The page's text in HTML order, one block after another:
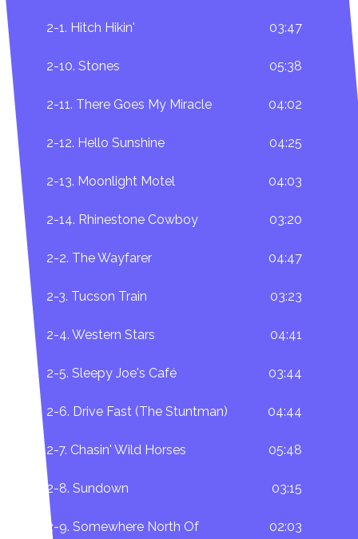
2-1. Hitch Hikin' 03:47
2-10. Stones 05:38
2-11. There Goes My Miracle 04:02
2-12. Hello Sunshine 04:25
2-13. Moonlight Motel 04:03
2-14. Rhinestone Cowboy 03:20
2-2. The Wayfarer 04:47
2-3. Tucson Train 03:23
2-4. Western Stars 04:41
2-5. Sleepy Joe's Café 03:44
2-6. Drive Fast (The Stuntman) 04:44
2-7. Chasin' Wild Horses 05:48
2-8. Sundown 03:15
2-9. Somewhere North Of
02:03